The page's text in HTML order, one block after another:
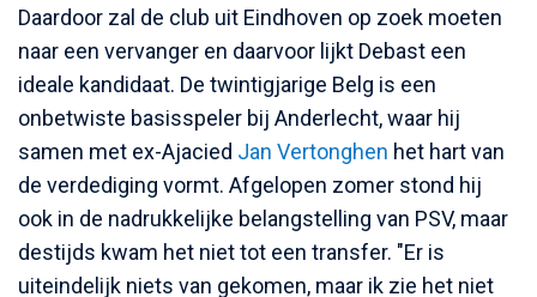
Daardoor zal de club uit Eindhoven op zoek moeten
naar een vervanger en daarvoor lijkt Debast een
ideale kandidaat. De twintigjarige Belg is een
onbetwiste basisspeler bij Anderlecht, waar hij
samen met ex-Ajacied Jan Vertonghen het hart van
de verdediging vormt. Afgelopen zomer stond hij
ook in de nadrukkelijke belangstelling van PSV, maar
destijds kwam het niet tot een transfer. "Er is
uiteindelijk niets van gekomen, maar ik zie het niet